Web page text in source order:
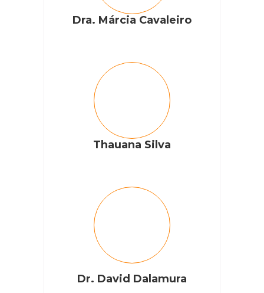
Dra. Márcia Cavaleiro
Thauana Silva
Dr. David Dalamura